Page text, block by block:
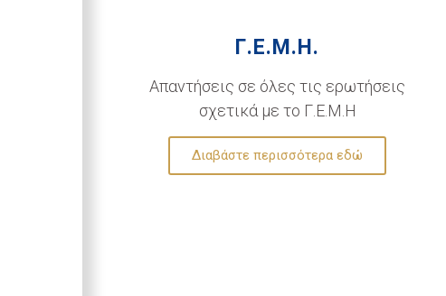
Γ.Ε.Μ.Η.
Απαντήσεις σε όλες τις ερωτήσεις
σχετικά με το Γ.Ε.Μ.Η
Διαβάστε περισσότερα εδώ